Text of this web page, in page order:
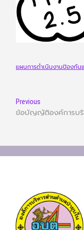
แผนการดำเนินงานป้องกัน
Previous
ข้อบัญญัติองค์การบริห